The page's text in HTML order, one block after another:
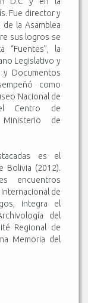
Fue director y
la Asamblea
sus logros se
“Fuentes”, la
Legislativo y
y Documentos
como
Nacional de
Centro de
Ministerio de
es el
Bolivia (2012).
encuentros
de
integra el
del
Regional de
Memoria del